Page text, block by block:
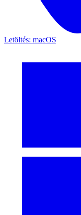
Letöltés: macOS